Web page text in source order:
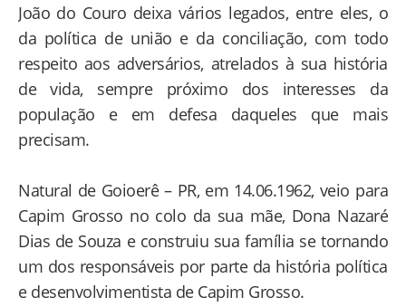
João do Couro deixa vários legados, entre eles, o
da política de união e da conciliação, com todo
respeito aos adversários, atrelados à sua história
de vida, sempre próximo dos interesses da
população e em defesa daqueles que mais
precisam.
Natural de Goioerê – PR, em 14.06.1962, veio para
Capim Grosso no colo da sua mãe, Dona Nazaré
Dias de Souza e construiu sua família se tornando
um dos responsáveis por parte da história política
e desenvolvimentista de Capim Grosso.